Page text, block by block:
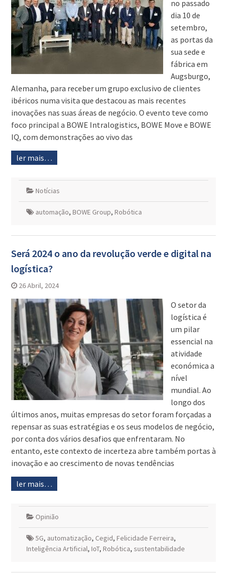
no passado
dia 10 de
setembro,
as portas da
sua sede e
fábrica em
Augsburgo,
Alemanha, para receber um grupo exclusivo de clientes
ibéricos numa visita que destacou as mais recentes
inovações nas suas áreas de negócio. O evento teve como
foco principal a BOWE Intralogistics, BOWE Move e BOWE
IQ, com demonstrações ao vivo das
ler mais…
Notícias
automação, BOWE Group, Robótica
Será 2024 o ano da revolução verde e digital na
logística?
26 Abril, 2024
O setor da
logística é
um pilar
essencial na
atividade
económica a
nível
mundial. Ao
longo dos
últimos anos, muitas empresas do setor foram forçadas a
repensar as suas estratégias e os seus modelos de negócio,
por conta dos vários desafios que enfrentaram. No
entanto, este contexto de incerteza abre também portas à
inovação e ao crescimento de novas tendências
ler mais…
Opinião
5G, automatização, Cegid, Felicidade Ferreira,
Inteligência Artificial, IoT, Robótica, sustentabilidade